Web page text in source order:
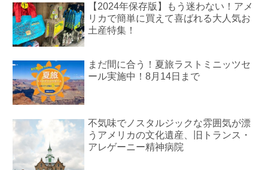
【2024年保存版】もう迷わない！アメ
リカで簡単に買えて喜ばれる大人気お
土産特集！
まだ間に合う！夏旅ラストミニッツセ
ール実施中！8月14日まで
不気味でノスタルジックな雰囲気が漂
うアメリカの文化遺産、旧トランス・
アレゲーニー精神病院